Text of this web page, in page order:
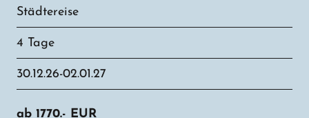
Städtereise
4 Tage
30.12.26-02.01.27
ab 1770.- EUR